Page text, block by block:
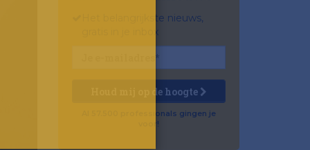
Het belangrijkste nieuws,
gratis in je inbox
Houd mij op de hoogte
Al 57.500 professionals gingen je
voor!